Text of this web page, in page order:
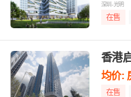
深圳-光明
在售
香港
均价:
在售